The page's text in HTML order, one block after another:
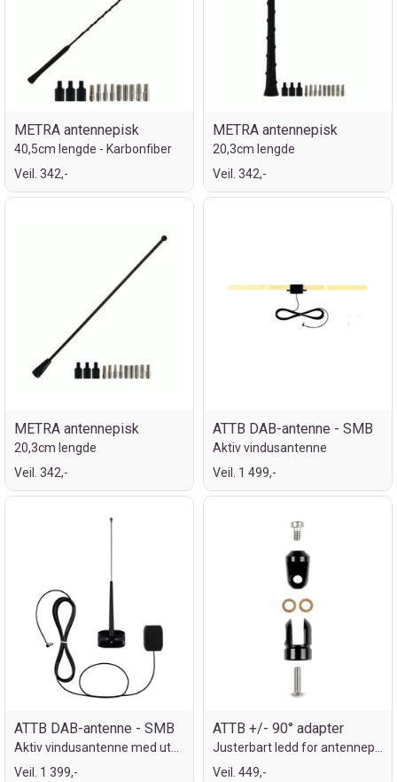
METRA antennepisk
40,5cm lengde - Karbonfiber
Veil. 342,-
METRA antennepisk
20,3cm lengde
Veil. 342,-
METRA antennepisk
20,3cm lengde
Veil. 342,-
ATTB DAB-antenne - SMB
Aktiv vindusantenne
Veil. 1 499,-
ATTB DAB-antenne - SMB
Veil. 1 399,-
ATTB +/- 90° adapter
Veil. 449,-